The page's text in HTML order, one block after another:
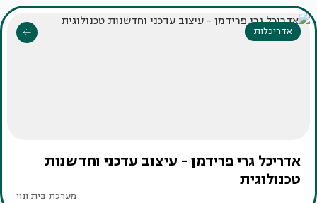
אדריכלות
אדריכל גרי פרידמן - עיצוב עדכני וחדשנות
טכנולוגית
מערכת בית ונוי